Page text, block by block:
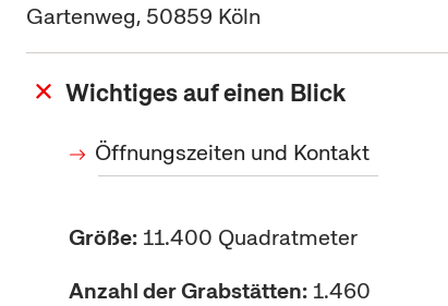
Gartenweg, 50859 Köln
Wichtiges auf einen Blick
Öffnungszeiten und Kontakt
Größe: 11.400 Quadratmeter
Anzahl der Grabstätten: 1.460